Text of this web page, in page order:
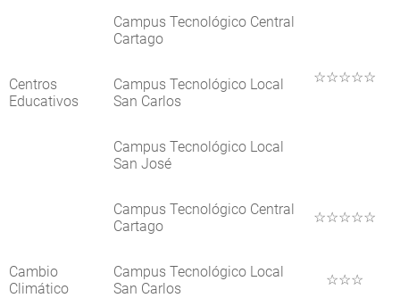
Centros
Educativos
Campus Tecnológico Central
Cartago
☆☆☆☆☆
Campus Tecnológico Local
San Carlos
Campus Tecnológico Local
San José
Cambio
Climático
Campus Tecnológico Central
Cartago
☆☆☆☆☆
Campus Tecnológico Local
San Carlos
☆☆☆